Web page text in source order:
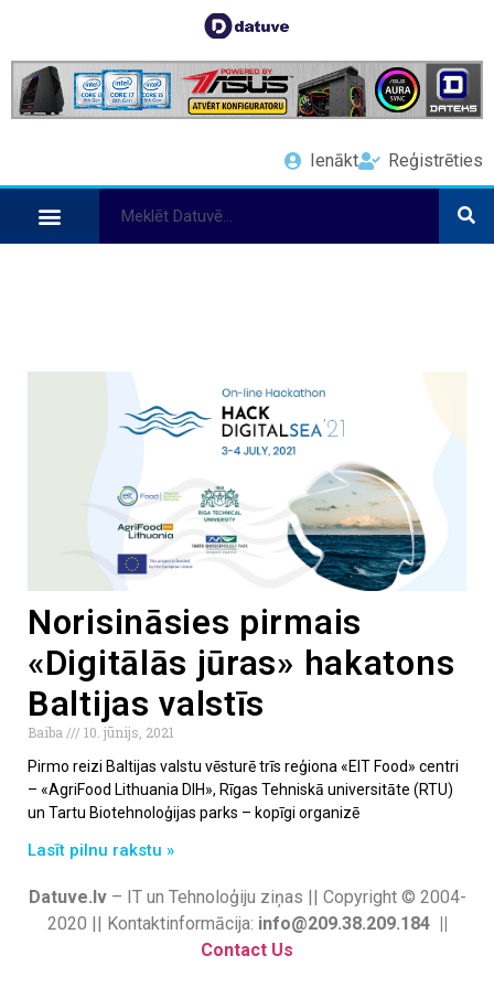
Ienākt Reģistrēties
Norisināsies pirmais
«Digitālās jūras» hakatons
Baltijas valstīs
Baiba
10. jūnijs, 2021
Pirmo reizi Baltijas valstu vēsturē trīs reģiona «EIT Food» centri
– «AgriFood Lithuania DIH», Rīgas Tehniskā universitāte (RTU)
un Tartu Biotehnoloģijas parks – kopīgi organizē
Lasīt pilnu rakstu »
Datuve.lv– IT un Tehnoloģiju ziņas || Copyright © 2004-
2020 || Kontaktinformācija: info@209.38.209.184 ||
Contact Us